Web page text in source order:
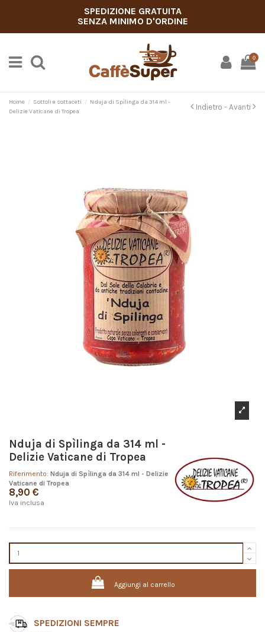
SPEDIZIONE GRATUITA
SENZA MINIMO D'ORDINE
0
Home Sottoli e sottaceti
Nduja di Spìlinga da 314 ml -
Delizie Vaticane di Tropea
Indietro - Avanti
Nduja di Spìlinga da 314 ml -
Delizie Vaticane di Tropea
Riferimento: Nduja di Spìlinga da 314 ml - Delizie
Vaticane di Tropea
8,90 €
Iva inclusa
Aggiungi al carrello
SPEDIZIONI SEMPRE